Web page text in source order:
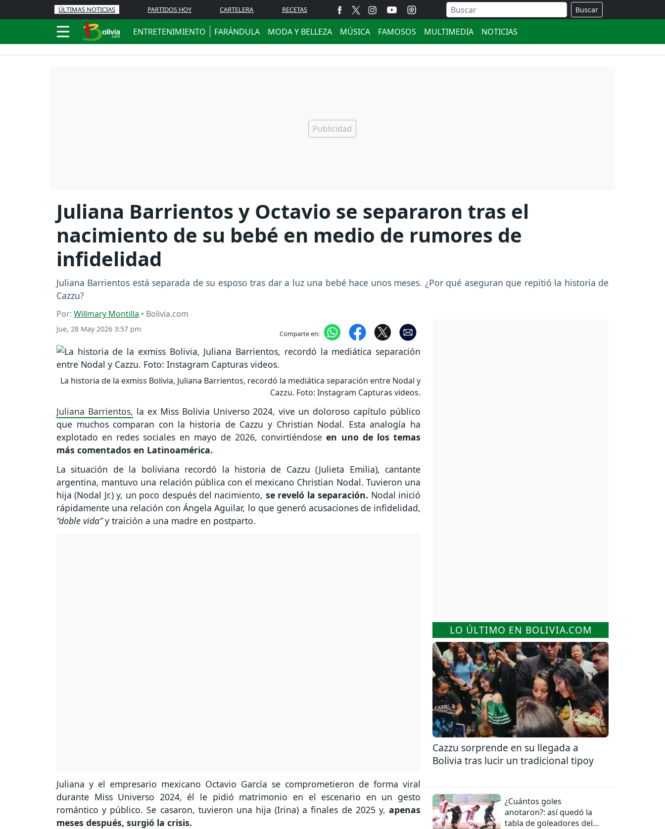
ÚLTIMAS NOTICIAS PARTIDOS HOY CARTELERA RECETAS Buscar
ENTRETENIMIENTO FARÁNDULA MODA Y BELLEZA MÚSICA FAMOSOS MULTIMEDIA NOTICIAS
Juliana Barrientos y Octavio se separaron tras el
nacimiento de su bebé en medio de rumores de
infidelidad
Juliana Barrientos está separada de su esposo tras dar a luz una bebé hace unos meses. ¿Por qué aseguran que repitió la historia de
Cazzu?
Por: Willmary Montilla • Bolivia.com
Jue, 28 May 2026 3:57 pm Comparte en:
La historia de la exmiss Bolivia, Juliana Barrientos, recordó la mediática separación entre Nodal y
Cazzu. Foto: Instagram Capturas videos.
Juliana Barrientos, la ex Miss Bolivia Universo 2024, vive un doloroso capítulo público
que muchos comparan con la historia de Cazzu y Christian Nodal. Esta analogía ha
explotado en redes sociales en mayo de 2026, convirtiéndoseen uno de los temas
más comentados en Latinoamérica.
La situación de la boliviana recordó la historia de Cazzu (Julieta Emilia), cantante
argentina, mantuvo una relación pública con el mexicano Christian Nodal. Tuvieron una
hija (Nodal Jr.) y, un poco después del nacimiento, se reveló la separación. Nodal inició
rápidamente una relación con Ángela Aguilar, lo que generó acusaciones de infidelidad,
“doble vida”y traición a una madre en postparto.
Juliana y el empresario mexicano Octavio García se comprometieron de forma viral
durante Miss Universo 2024, él le pidió matrimonio en el escenario en un gesto
romántico y público. Se casaron, tuvieron una hija (Irina) a finales de 2025 y, apenas
meses después, surgió la crisis.
LO ÚLTIMO EN BOLIVIA.COM
Cazzu sorprende en su llegada a
Bolivia tras lucir un tradicional tipoy
¿Cuántos goles
anotaron?: así quedó la
tabla de goleadores del